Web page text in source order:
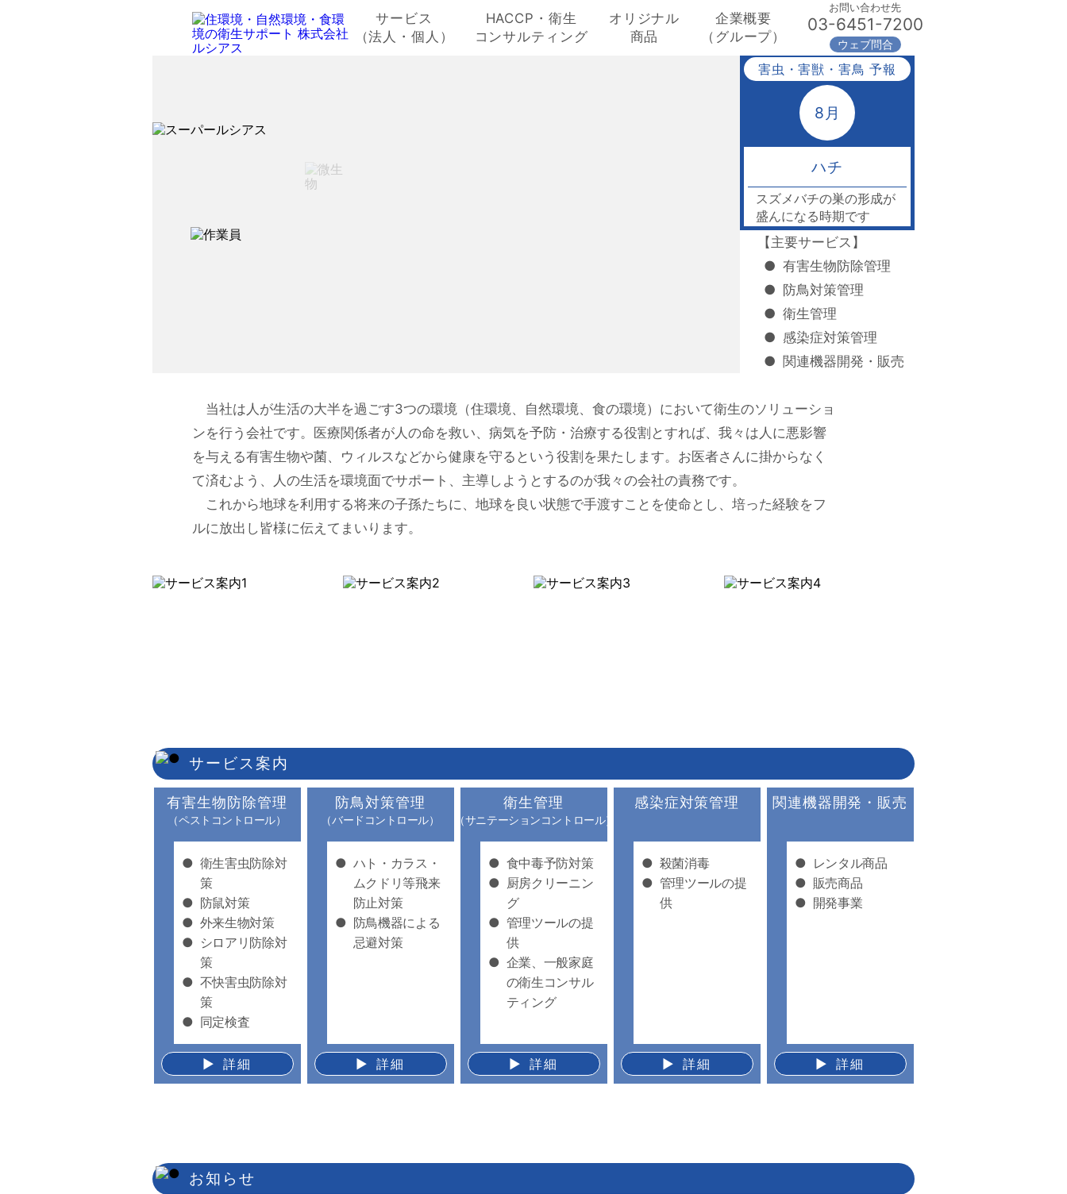
サービス
（法人・個人）
HACCP・衛生
コンサルティング
オリジナル
商品
企業概要
（グループ）
お問い合わせ先
03-6451-7200
ウェブ問合
害虫・害獣・害鳥 予報
8月
ハチ
スズメバチの巣の形成が
盛んになる時期です
【主要サービス】
● 有害生物防除管理
● 防鳥対策管理
● 衛生管理
● 感染症対策管理
● 関連機器開発・販売
当社は人が生活の大半を過ごす3つの環境（住環境、自然環境、食の環境）において衛生のソリューショ
ンを行う会社です。医療関係者が人の命を救い、病気を予防・治療する役割とすれば、我々は人に悪影響
を与える有害生物や菌、ウィルスなどから健康を守るという役割を果たします。お医者さんに掛からなく
て済むよう、人の生活を環境面でサポート、主導しようとするのが我々の会社の責務です。
これから地球を利用する将来の子孫たちに、地球を良い状態で手渡すことを使命とし、培った経験をフ
ルに放出し皆様に伝えてまいります。
サービス案内
有害生物防除管理
（ペストコントロール）
● 衛生害虫防除対
策
● 防鼠対策
● 外来生物対策
● シロアリ防除対
策
● 不快害虫防除対
策
● 同定検査
▶︎ 詳細
防鳥対策管理
（バードコントロール）
● ハト・カラス・
ムクドリ等飛来
防止対策
● 防鳥機器による
忌避対策
▶︎ 詳細
衛生管理
（サニテーションコントロール）
● 食中毒予防対策
● 厨房クリーニン
グ
● 管理ツールの提
供
● 企業、一般家庭
の衛生コンサル
ティング
▶︎ 詳細
感染症対策管理
● 殺菌消毒
● 管理ツールの提
供
▶︎ 詳細
関連機器開発・販売
● レンタル商品
● 販売商品
● 開発事業
▶︎ 詳細
お知らせ